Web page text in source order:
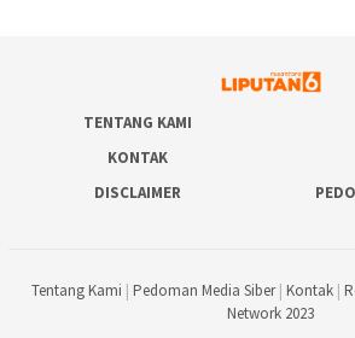
TENTANG KAMI
KONTAK
DISCLAIMER
Tentang Kami | Pedoman Media Siber| Kontak |
Network 2023